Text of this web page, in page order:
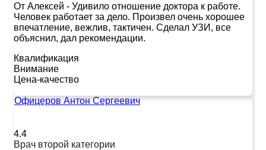
От Алексей - Удивило отношение доктора к работе.
Человек работает за дело. Произвел очень хорошее
впечатление, вежлив, тактичен. Сделал УЗИ, все
объяснил, дал рекомендации.
Квалификация
Внимание
Цена-качество
Офицеров Антон Сергеевич
4.4
Врач второй категории